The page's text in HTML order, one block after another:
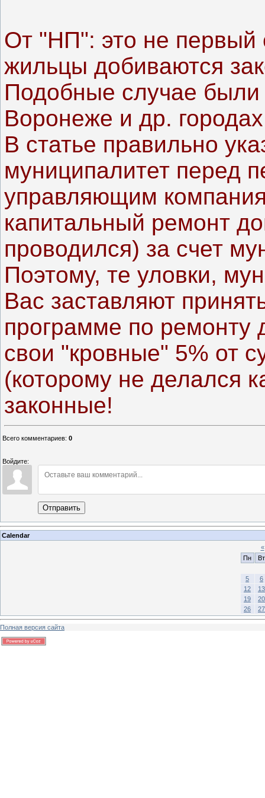
От "НП": это не первый
жильцы добиваются
Подобные случае были
Воронеже и др.
В статье правильно
муниципалитет перед
управляющим
капитальный ремонт
проводился) за счет
Поэтому, те уловки,
Вас заставляют
программе по ремонту
свои "кровные" 5% от
(которому не делался
законные!
Всего комментариев: 0
Войдите:
Отправить
Calendar
«
Пн
Вт
5
6
12
13
19
20
26
27
Полная версия сайта